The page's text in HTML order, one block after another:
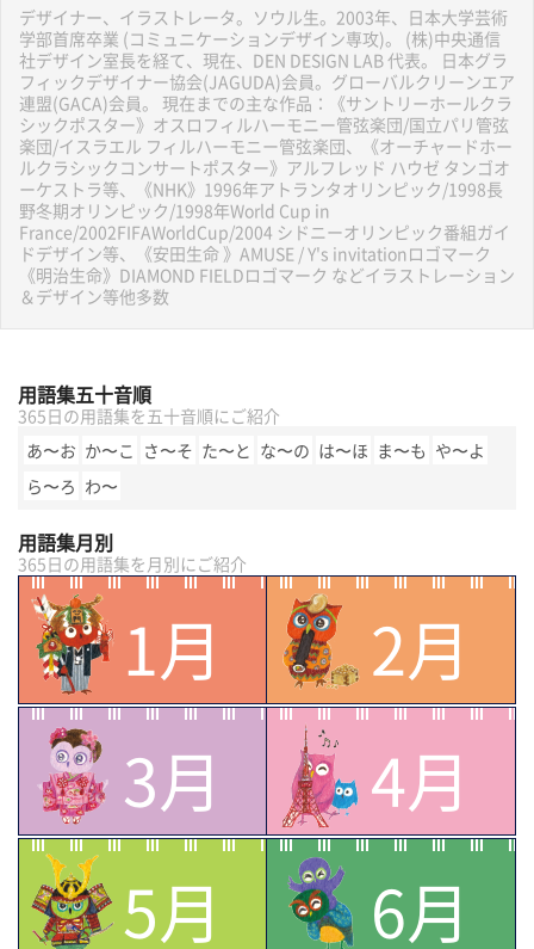
デザイナー、イラストレータ。ソウル生。2003年、日本大学芸術
学部首席卒業 (コミュニケーションデザイン専攻)。 (株)中央通信
社デザイン室長を経て、現在、DEN DESIGN LAB 代表。 日本グラ
フィックデザイナー協会(JAGUDA)会員。グローバルクリーンエア
連盟(GACA)会員。 現在までの主な作品：《サントリーホールクラ
シックポスター》オスロフィルハーモニー管弦楽団/国立パリ管弦
楽団/イスラエル フィルハーモニー管弦楽団、《オーチャードホー
ルクラシックコンサートポスター》アルフレッド ハウゼ タンゴオ
ーケストラ等、《NHK》1996年アトランタオリンピック/1998長
野冬期オリンピック/1998年World Cup in
France/2002FIFAWorldCup/2004 シドニーオリンピック番組ガイ
ドデザイン等、《安田生命 》AMUSE / Y's invitationロゴマーク
《明治生命》DIAMOND FIELDロゴマーク などイラストレーション
＆デザイン等他多数
用語集五十音順
365日の用語集を五十音順にご紹介
あ〜お か〜こ さ〜そ た〜と な〜の は〜ほ ま〜も や〜よ
ら〜ろ わ〜
用語集月別
365日の用語集を月別にご紹介
1月
2月
3月
4月
5月
6月